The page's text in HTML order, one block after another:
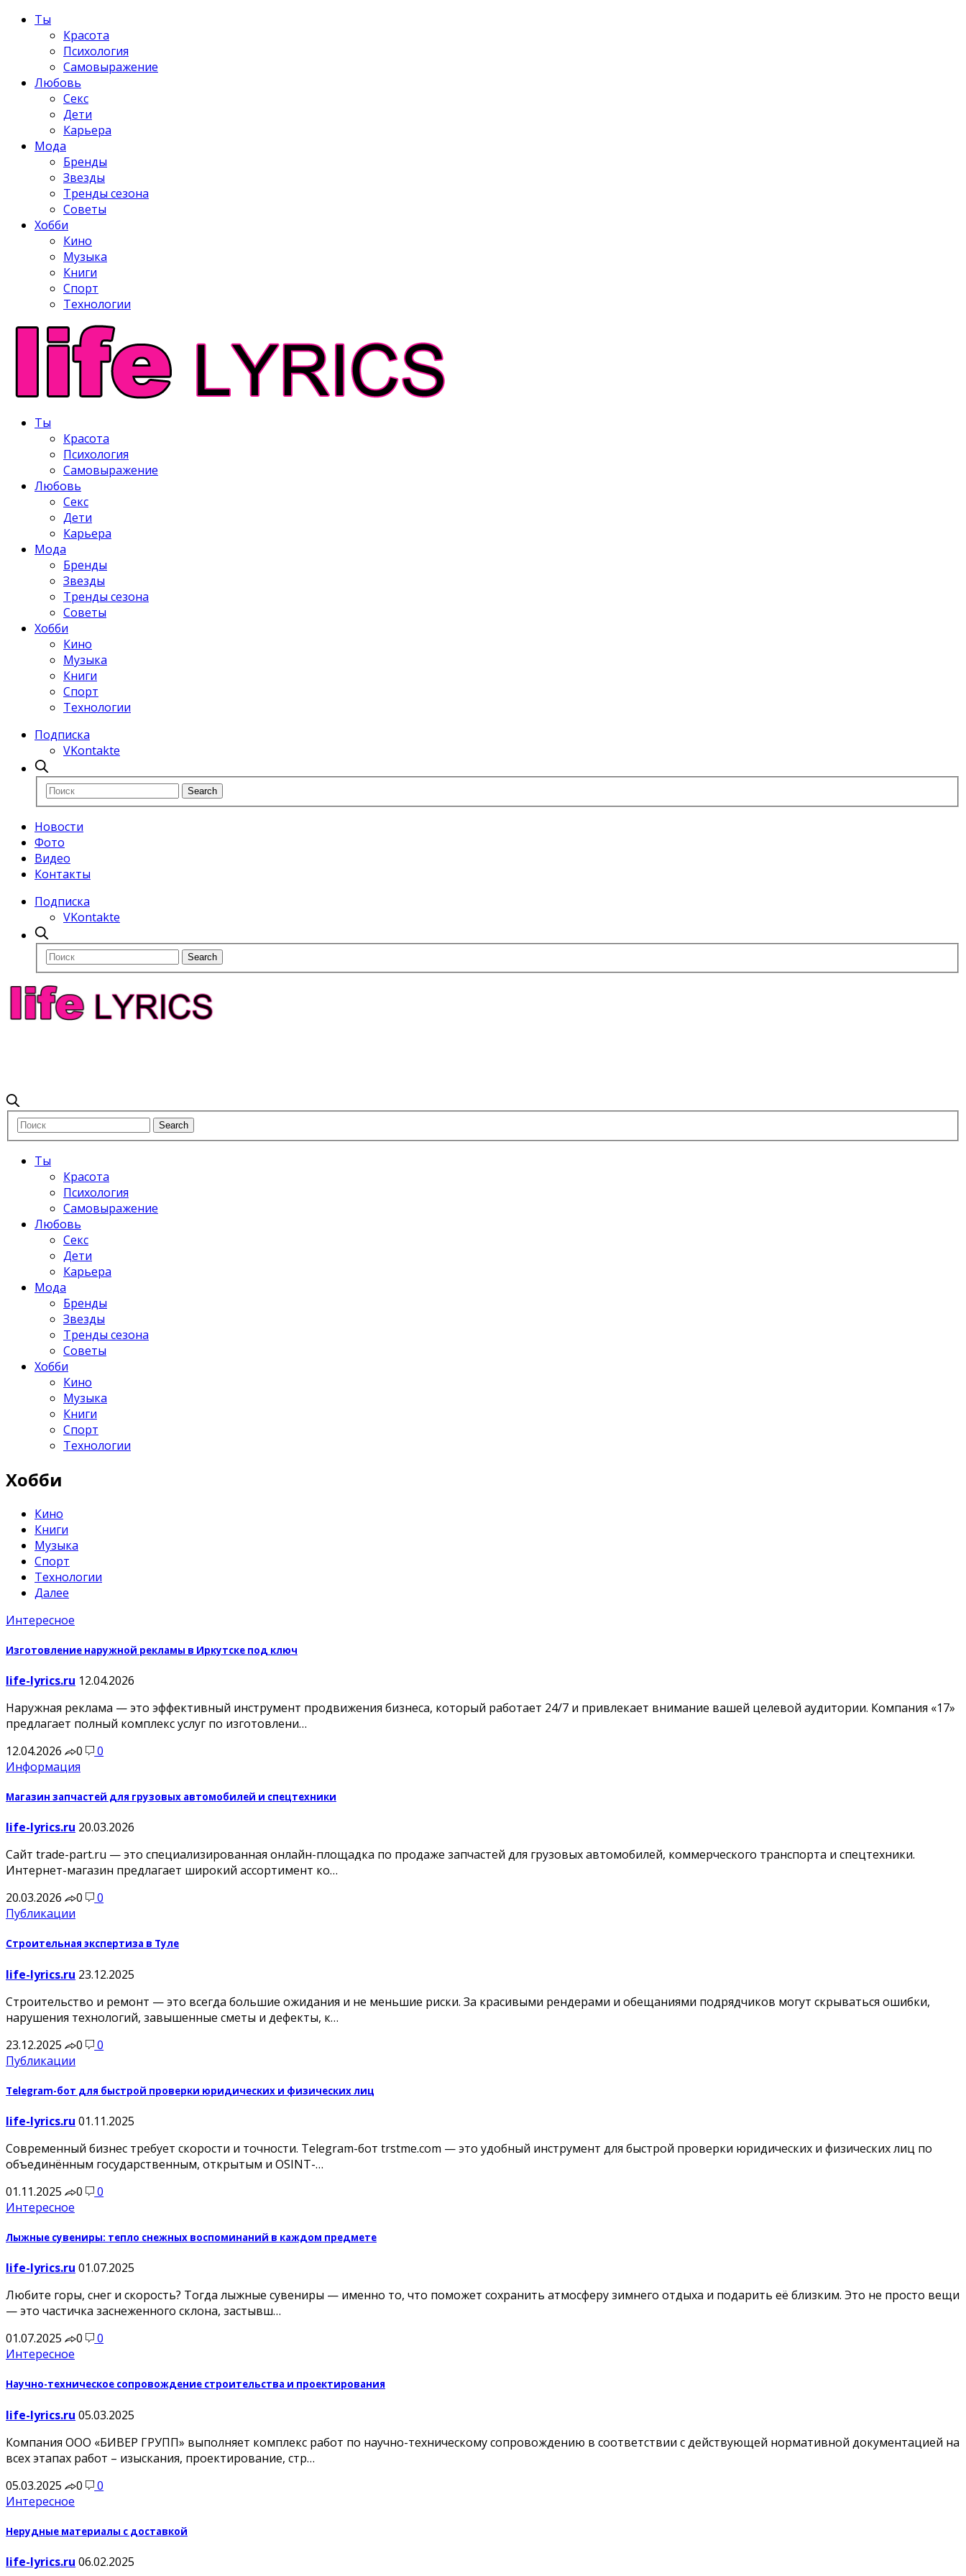
Ты
Красота
Психология
Самовыражение
Любовь
Секс
Дети
Карьера
Мода
Бренды
Звезды
Тренды сезона
Советы
Хобби
Кино
Музыка
Книги
Спорт
Технологии
Ты
Красота
Психология
Самовыражение
Любовь
Секс
Дети
Карьера
Мода
Бренды
Звезды
Тренды сезона
Советы
Хобби
Кино
Музыка
Книги
Спорт
Технологии
Подписка
VKontakte
Новости
Фото
Видео
Контакты
Подписка
VKontakte
Ты
Красота
Психология
Самовыражение
Любовь
Секс
Дети
Карьера
Мода
Бренды
Звезды
Тренды сезона
Советы
Хобби
Кино
Музыка
Книги
Спорт
Технологии
Хобби
Кино
Книги
Музыка
Спорт
Технологии
Далее
Интересное
Изготовление наружной рекламы в Иркутске под ключ
life-lyrics.ru 12.04.2026
Наружная реклама — это эффективный инструмент продвижения бизнеса, который работает 24/7 и привлекает внимание вашей целевой аудитории. Компания «17»
предлагает полный комплекс услуг по изготовлени…
12.04.2026
0
0
Информация
Магазин запчастей для грузовых автомобилей и спецтехники
life-lyrics.ru 20.03.2026
Сайт trade-part.ru — это специализированная онлайн-площадка по продаже запчастей для грузовых автомобилей, коммерческого транспорта и спецтехники.
Интернет-магазин предлагает широкий ассортимент ко…
20.03.2026
0
0
Публикации
Строительная экспертиза в Туле
life-lyrics.ru 23.12.2025
Строительство и ремонт — это всегда большие ожидания и не меньшие риски. За красивыми рендерами и обещаниями подрядчиков могут скрываться ошибки,
нарушения технологий, завышенные сметы и дефекты, к…
23.12.2025
0
0
Публикации
Telegram-бот для быстрой проверки юридических и физических лиц
life-lyrics.ru 01.11.2025
Современный бизнес требует скорости и точности. Telegram-бот trstme.com — это удобный инструмент для быстрой проверки юридических и физических лиц по
объединённым государственным, открытым и OSINT-…
01.11.2025
0
0
Интересное
Лыжные сувениры: тепло снежных воспоминаний в каждом предмете
life-lyrics.ru 01.07.2025
Любите горы, снег и скорость? Тогда лыжные сувениры — именно то, что поможет сохранить атмосферу зимнего отдыха и подарить её близким. Это не просто вещи
— это частичка заснеженного склона, застывш…
01.07.2025
0
0
Интересное
Научно-техническое сопровождение строительства и проектирования
life-lyrics.ru 05.03.2025
Компания ООО «БИВЕР ГРУПП» выполняет комплекс работ по научно-техническому сопровождению в соответствии с действующей нормативной документацией на
всех этапах работ – изыскания, проектирование, стр…
05.03.2025
0
0
Интересное
Нерудные материалы с доставкой
life-lyrics.ru 06.02.2025